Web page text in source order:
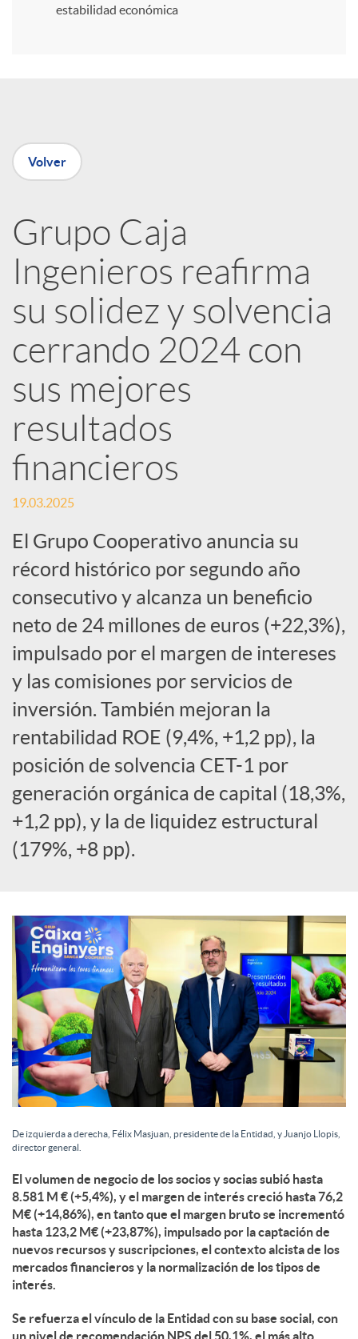
n
e
d
e
s
S
o
c
i
a
l
e
s
estabilidad económica
Volver
Grupo Caja
Ingenieros reafirma
su solidez y solvencia
cerrando 2024 con
sus mejores
resultados
financieros
19.03.2025
El Grupo Cooperativo anuncia su
récord histórico por segundo año
consecutivo y alcanza un beneficio
neto de 24 millones de euros (+22,3%),
impulsado por el margen de intereses
y las comisiones por servicios de
inversión. También mejoran la
rentabilidad ROE (9,4%, +1,2 pp), la
posición de solvencia CET-1 por
generación orgánica de capital (18,3%,
+1,2 pp), y la de liquidez estructural
(179%, +8 pp).
De izquierda a derecha, Félix Masjuan, presidente de la Entidad, y Juanjo Llopis,
director general.
El volumen de negocio de los socios y socias subió hasta
8.581 M € (+5,4%), y el margen de interés creció hasta 76,2
M€ (+14,86%), en tanto que el margen bruto se incrementó
hasta 123,2 M€ (+23,87%), impulsado por la captación de
nuevos recursos y suscripciones, el contexto alcista de los
mercados financieros y la normalización de los tipos de
interés.
Se refuerza el vínculo de la Entidad con su base social, con
un nivel de recomendación NPS del 50,1%, el más alto